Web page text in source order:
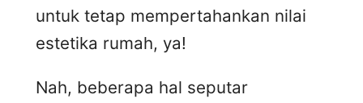
untuk tetap mempertahankan nilai
estetika rumah, ya!
Nah, beberapa hal seputar